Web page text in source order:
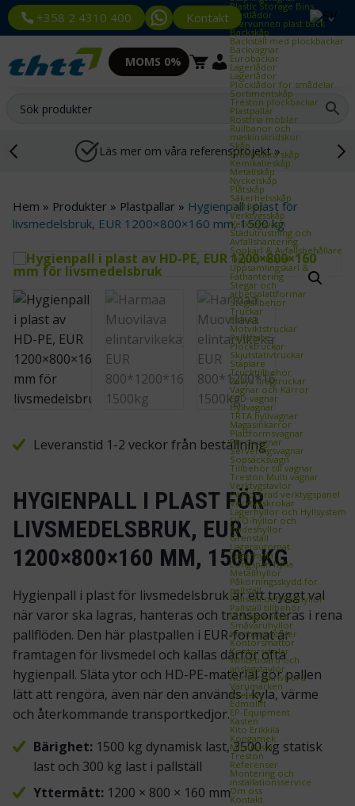
+358 2 4310 400 Kontakt
Plastic Storage Bins
Plastlådor
Återvunnen plast back
Backskåp
Backställ med plockbackar
Backvagnar
Eurobackar
Lagerlådor
Lagerlådor
Plocklådor för smådelar
Sortimentskåp
Treston plockbackar
Plastpallar
Rostfria möbler
Rullbanor och
maskinskridskor
Skåp
Brandsäkra skåp
Kemikalieskåp
Metallskåp
Nyckelskåp
Plåtskåp
Säkerhetsskåp
Stålskåp
Verktygsskåp
Verktygsvagn
Städutrustning och
Avfallshantering
Sopkärl & Avfallsbehållare
Tippcontainer
Uppsamlingskärl &
Fathantering
Stegar och
arbetsplattformar
Stegtillbehör
Truckar
Eltruck
Motviktstruckar
Pallyftare
Plocktruckar
Skjutstativtruckar
Staplare
Trucktillbehör
Zallys dragtruckar
Vagnar och Kärror
ESD‑vagnar
Hyllvagnar
TRTA hyllvagnar
Magasinkärror
Plattformsvagnar
Plockvagnar
Serveringsvagnar
Sopsäcksvagn
Tillbehör till vagnar
Treston Multi vagnar
Verktygstavlor
Perforerad verktygspanel
Verktygskrokar
Lagerhyllor och Hyllsystem
FIFO‑hyllor och
flödeshyllor
Grenställ
Lagerautomat
Lagerhylla
Longspan hylla
Metallhyllor
Påkörningsskydd för
pallställ
Pallställ och Pallhyllor
Pallställ tillbehör
Utdragsenhet
Småvaruhyllor
Kontorsmöbler
Kontorsmattor
Kontorsstolar
Whiteboard och
anslagstavlor
Kontorsskrivbord
Varumärken
Axelent
Edmolift
EP-Equipment
Kasten
Kito Erikkilä
Kongamek
Mitsubishi
Treston
Referenser
Montering och
installationsservice
Om oss
Kontakt
MOMS 0%
Läs mer om våra referensprojekt »
Hem » Produkter » Plastpallar » Hygienpall i plast för
livsmedelsbruk, EUR 1200×800×160 mm, 1500 kg
Leveranstid 1-2 veckor från beställning
HYGIENPALL I PLAST FÖR
LIVSMEDELSBRUK, EUR
1200×800×160 MM, 1500 KG
Hygienpall i plast för livsmedelsbruk är ett tryggt val
när varor ska lagras, hanteras och transporteras i rena
pallflöden. Den här plastpallen i EUR-format är
framtagen för livsmedel och kallas därför ofta
hygienpall. Släta ytor och HD-PE-material gör pallen
lätt att rengöra, även när den används i kyla, värme
och återkommande transportkedjor.
Bärighet:1500 kg dynamisk last, 3500 kg statisk
last och 300 kg last i pallställ
Yttermått:1200 × 800 × 160 mm